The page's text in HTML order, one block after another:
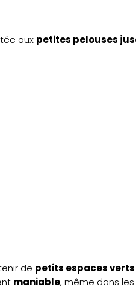
aux petites pelouses
de petits espaces verts
maniable, même dans